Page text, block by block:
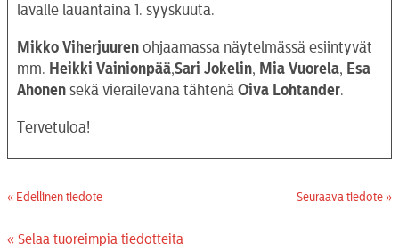
lavalle lauantaina 1. syyskuuta.
Mikko Viherjuuren ohjaamassa näytelmässä esiintyvät
mm.
Heikki Vainionpää Sari Jokelin Mia Vuorela
Esa
Ahonen sekä vierailevana tähtenä Oiva Lohtander
Tervetuloa!
« Edellinen tiedote Seuraava tiedote »
« Selaa tuoreimpia tiedotteita